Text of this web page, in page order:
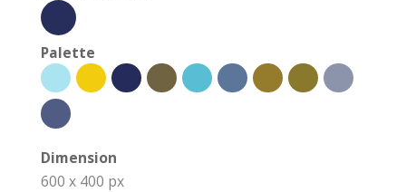
Palette
Dimension
600 x 400 px